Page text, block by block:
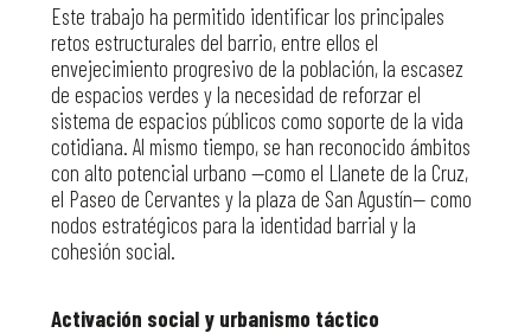
Este trabajo ha permitido identificar los principales
retos estructurales del barrio, entre ellos el
envejecimiento progresivo de la población, la escasez
de espacios verdes y la necesidad de reforzar el
sistema de espacios públicos como soporte de la vida
cotidiana. Al mismo tiempo, se han reconocido ámbitos
con alto potencial urbano —como el Llanete de la Cruz,
el Paseo de Cervantes y la plaza de San Agustín— como
nodos estratégicos para la identidad barrial y la
cohesión social.
Activación social y urbanismo táctico